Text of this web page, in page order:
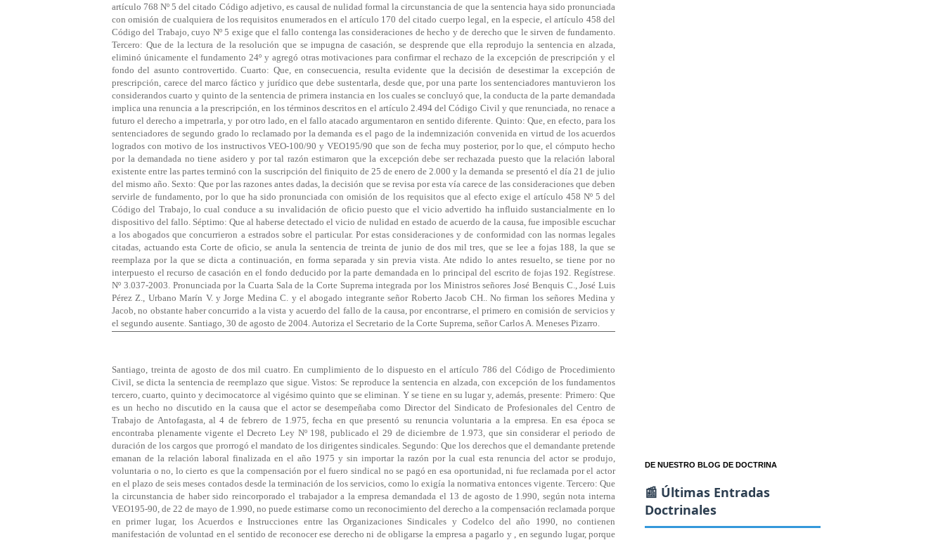
artículo 768 Nº 5 del citado Código adjetivo, es causal de nulidad formal la circunstancia de que la sentencia haya sido pronunciada
con omisión de cualquiera de los requisitos enumerados en el artículo 170 del citado cuerpo legal, en la especie, el artículo 458 del
Código del Trabajo, cuyo Nº 5 exige que el fallo contenga las consideraciones de hecho y de derecho que le sirven de fundamento.
Tercero: Que de la lectura de la resolución que se impugna de casación, se desprende que ella reprodujo la sentencia en alzada,
eliminó únicamente el fundamento 24º y agregó otras motivaciones para confirmar el rechazo de la excepción de prescripción y el
fondo del asunto controvertido. Cuarto: Que, en consecuencia, resulta evidente que la decisión de desestimar la excepción de
prescripción, carece del marco fáctico y jurídico que debe sustentarla, desde que, por una parte los sentenciadores mantuvieron los
considerandos cuarto y quinto de la sentencia de primera instancia en los cuales se concluyó que, la conducta de la parte demandada
implica una renuncia a la prescripción, en los términos descritos en el artículo 2.494 del Código Civil y que renunciada, no renace a
futuro el derecho a impetrarla, y por otro lado, en el fallo atacado argumentaron en sentido diferente. Quinto: Que, en efecto, para los
sentenciadores de segundo grado lo reclamado por la demanda es el pago de la indemnización convenida en virtud de los acuerdos
logrados con motivo de los instructivos VEO-100/90 y VEO195/90 que son de fecha muy posterior, por lo que, el cómputo hecho
por la demandada no tiene asidero y por tal razón estimaron que la excepción debe ser rechazada puesto que la relación laboral
existente entre las partes terminó con la suscripción del finiquito de 25 de enero de 2.000 y la demanda se presentó el día 21 de julio
del mismo año. Sexto: Que por las razones antes dadas, la decisión que se revisa por esta vía carece de las consideraciones que deben
servirle de fundamento, por lo que ha sido pronunciada con omisión de los requisitos que al efecto exige el artículo 458 Nº 5 del
Código del Trabajo, lo cual conduce a su invalidación de oficio puesto que el vicio advertido ha influido sustancialmente en lo
dispositivo del fallo. Séptimo: Que al haberse detectado el vicio de nulidad en estado de acuerdo de la causa, fue imposible escuchar
a los abogados que concurrieron a estrados sobre el particular. Por estas consideraciones y de conformidad con las normas legales
citadas, actuando esta Corte de oficio, se anula la sentencia de treinta de junio de dos mil tres, que se lee a fojas 188, la que se
reemplaza por la que se dicta a continuación, en forma separada y sin previa vista. Ate ndido lo antes resuelto, se tiene por no
interpuesto el recurso de casación en el fondo deducido por la parte demandada en lo principal del escrito de fojas 192. Regístrese.
Nº 3.037-2003. Pronunciada por la Cuarta Sala de la Corte Suprema integrada por los Ministros señores José Benquis C., José Luis
Pérez Z., Urbano Marín V. y Jorge Medina C. y el abogado integrante señor Roberto Jacob CH.. No firman los señores Medina y
Jacob, no obstante haber concurrido a la vista y acuerdo del fallo de la causa, por encontrarse, el primero en comisión de servicios y
el segundo ausente. Santiago, 30 de agosto de 2004. Autoriza el Secretario de la Corte Suprema, señor Carlos A. Meneses Pizarro.
Santiago, treinta de agosto de dos mil cuatro. En cumplimiento de lo dispuesto en el artículo 786 del Código de Procedimiento
Civil, se dicta la sentencia de reemplazo que sigue. Vistos: Se reproduce la sentencia en alzada, con excepción de los fundamentos
tercero, cuarto, quinto y decimocatorce al vigésimo quinto que se eliminan. Y se tiene en su lugar y, además, presente: Primero: Que
es un hecho no discutido en la causa que el actor se desempeñaba como Director del Sindicato de Profesionales del Centro de
Trabajo de Antofagasta, al 4 de febrero de 1.975, fecha en que presentó su renuncia voluntaria a la empresa. En esa época se
encontraba plenamente vigente el Decreto Ley Nº 198, publicado el 29 de diciembre de 1.973, que sin considerar el periodo de
duración de los cargos que prorrogó el mandato de los dirigentes sindicales. Segundo: Que los derechos que el demandante pretende
emanan de la relación laboral finalizada en el año 1975 y sin importar la razón por la cual esta renuncia del actor se produjo,
voluntaria o no, lo cierto es que la compensación por el fuero sindical no se pagó en esa oportunidad, ni fue reclamada por el actor
en el plazo de seis meses contados desde la terminación de los servicios, como lo exigía la normativa entonces vigente. Tercero: Que
la circunstancia de haber sido reincorporado el trabajador a la empresa demandada el 13 de agosto de 1.990, según nota interna
VEO195-90, de 22 de mayo de 1.990, no puede estimarse como un reconocimiento del derecho a la compensación reclamada porque
en primer lugar, los Acuerdos e Instrucciones entre las Organizaciones Sindicales y Codelco del año 1990, no contienen
manifestación de voluntad en el sentido de reconocer ese derecho ni de obligarse la empresa a pagarlo y , en segundo lugar, porque
DE NUESTRO BLOG DE DOCTRINA
📰 Últimas Entradas
Doctrinales